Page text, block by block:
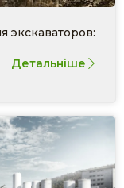
экскаваторов:
Детальніше